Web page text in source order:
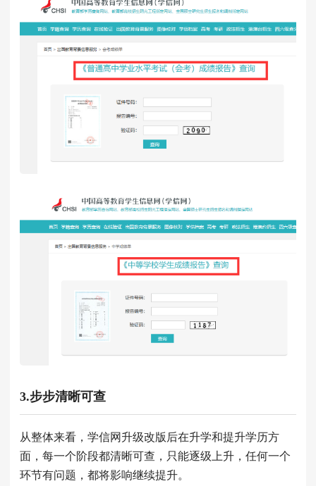
3.步步清晰可查
从整体来看，学信网升级改版后在升学和提升学历方
面，每一个阶段都清晰可查，只能逐级上升，任何一个
环节有问题，都将影响继续提升。